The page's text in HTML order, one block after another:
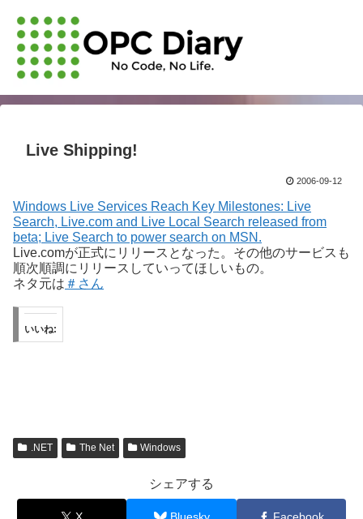
Live Shipping!
2006-09-12
Windows Live Services Reach Key Milestones: Live
Search, Live.com and Live Local Search released from
beta; Live Search to power search on MSN.
Live.comが正式にリリースとなった。その他のサービスも
順次順調にリリースしていってほしいもの。
ネタ元は ＃さん
いいね:
.NET The Net Windows
シェアする